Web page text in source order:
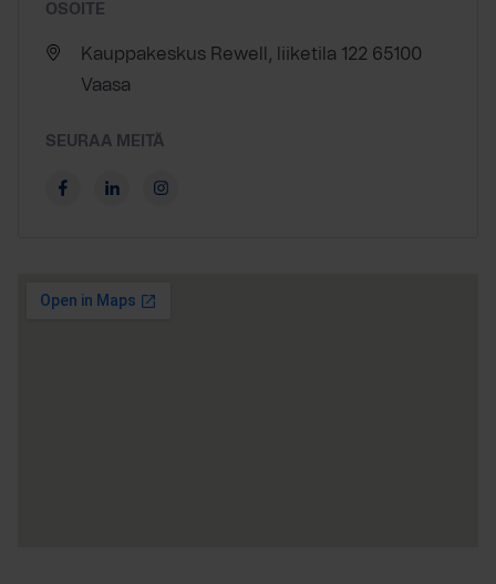
OSOITE
Kauppakeskus Rewell, liiketila 122 65100
Vaasa
SEURAA MEITÄ